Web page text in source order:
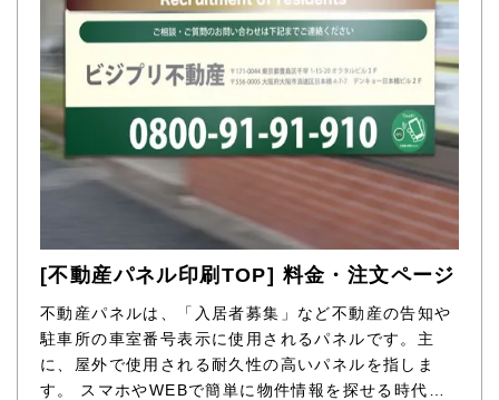
[不動産パネル印刷TOP] 料金・注文ページ
不動産パネルは、「入居者募集」など不動産の告知や
駐車所の車室番号表示に使用されるパネルです。主
に、屋外で使用される耐久性の高いパネルを指しま
す。 スマホやWEBで簡単に物件情報を探せる時代に